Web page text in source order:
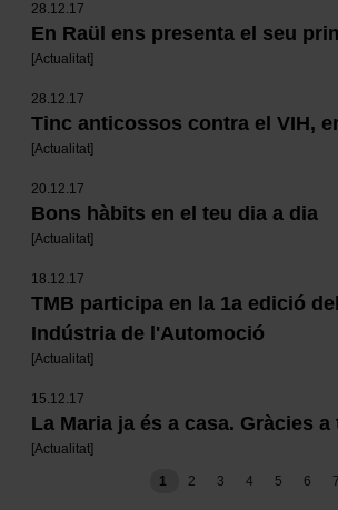
28.12.17
En Raül ens presenta el seu
[Actualitat]
28.12.17
Tinc anticossos contra el VIH,
[Actualitat]
20.12.17
Bons hàbits en el teu dia a dia
[Actualitat]
18.12.17
TMB participa en la 1a edició
Indústria de l'Automoció
[Actualitat]
15.12.17
La Maria ja és a casa. Gràcies a
[Actualitat]
1 pàgina
2 pàgina
3 pàgina
4 pàgina
5 pàgina
6 7